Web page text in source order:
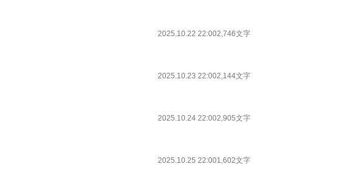
2025.10.22 22:002,746文字
2025.10.23 22:002,144文字
2025.10.24 22:002,905文字
2025.10.25 22:001,602文字